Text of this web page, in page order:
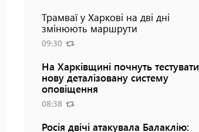
Трамваї у Харкові на дві дні
змінюють маршрути
09:30
На Харківщині почнуть тестувати
нову деталізовану систему
оповіщення
08:38
Росія двічі атакувала Балаклію: